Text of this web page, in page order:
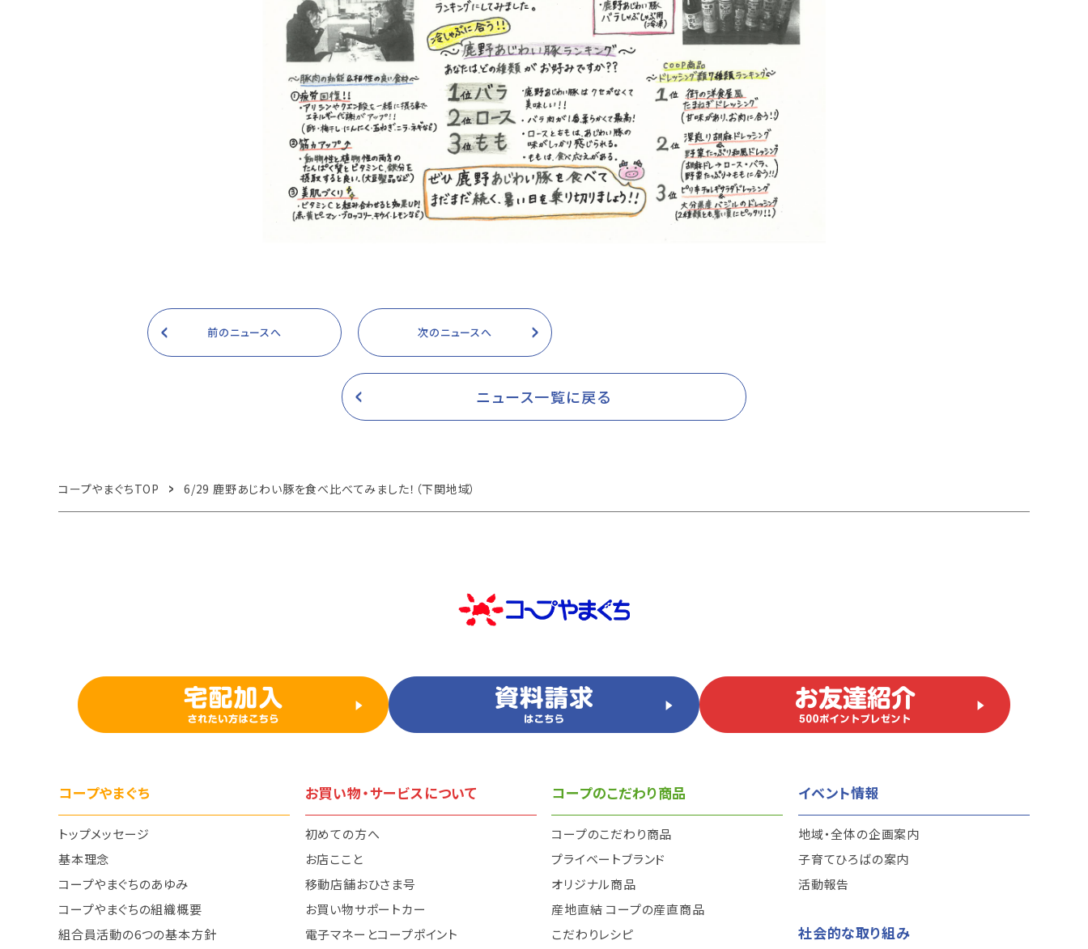
前のニュースへ 次のニュースへ
ニュース一覧に戻る
コープやまぐちTOP 6/29 鹿野あじわい豚を食べ比べてみました！（下関地域）
コープやまぐち
トップメッセージ
基本理念
コープやまぐちのあゆみ
コープやまぐちの組織概要
組合員活動の6つの基本方針
お買い物・サービスについて
初めての方へ
お店ここと
移動店舗おひさま号
お買い物サポートカー
電子マネーとコープポイント
コープのこだわり商品
コープのこだわり商品
プライベートブランド
オリジナル商品
産地直結 コープの産直商品
こだわりレシピ
イベント情報
地域・全体の企画案内
子育てひろばの案内
活動報告
社会的な取り組み